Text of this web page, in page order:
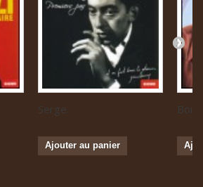
Serge...
Ajouter au panier